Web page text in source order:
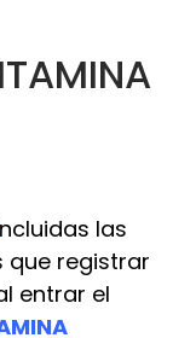
las
que registrar
entrar el